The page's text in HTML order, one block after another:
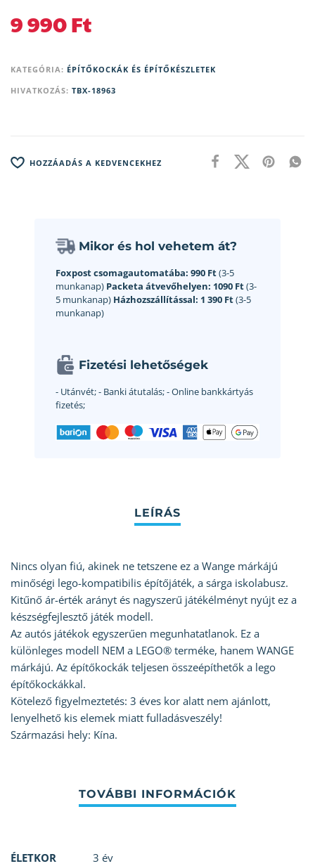
9 990Ft
KATEGÓRIA: ÉPÍTŐKOCKÁK ÉS ÉPÍTŐKÉSZLETEK
HIVATKOZÁS: TBX-18963
HOZZÁADÁS A KEDVENCEKHEZ
Mikor és hol vehetem át?
Foxpost csomagautomatába: 990 Ft(3-5
munkanap) Packeta átvevőhelyen: 1090 Ft(3-
5 munkanap) Házhozszállítással: 1 390 Ft(3-5
munkanap)
Fizetési lehetőségek
- Utánvét;- Banki átutalás;- Online bankkártyás
fizetés;
Nincs olyan fiú, akinek ne tetszene ez a Wange márkájú
minőségi lego-kompatibilis építőjáték, a sárga iskolabusz.
Kitűnő ár-érték arányt és nagyszerű játékélményt nyújt ez a
készségfejlesztő játék modell.
Az autós játékok egyszerűen megunhatatlanok. Ez a
különleges modell NEM a LEGO® terméke, hanem WANGE
márkájú. Az építőkockák teljesen összeépíthetők a lego
építőkockákkal.
Kötelező figyelmeztetés: 3 éves kor alatt nem ajánlott,
lenyelhető kis elemek miatt fulladásveszély!
Származási hely: Kína.
ÉLETKOR 3 év